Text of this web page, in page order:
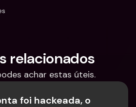
relacionados
achar estas úteis.
foi hackeada, o